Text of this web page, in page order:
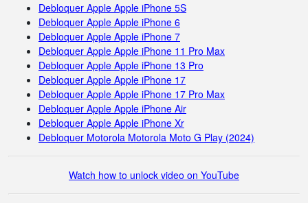
Debloquer Apple Apple iPhone 5S
Debloquer Apple Apple iPhone 6
Debloquer Apple Apple iPhone 7
Debloquer Apple Apple iPhone 11 Pro Max
Debloquer Apple Apple iPhone 13 Pro
Debloquer Apple Apple iPhone 17
Debloquer Apple Apple iPhone 17 Pro Max
Debloquer Apple Apple iPhone Air
Debloquer Apple Apple iPhone Xr
Debloquer Motorola Motorola Moto G Play (2024)
Watch how to unlock video on YouTube